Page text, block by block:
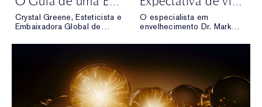
Crystal Greene, Esteticista e
Embaixadora Global de
compartilha seu guia
de facial luxuoso no conforto
O especialista em
envelhecimento Dr. Mark
entre viver mais e viver
conectadas. Além disso,
descubra seus melhores
conselhos para envelhecer
bem.